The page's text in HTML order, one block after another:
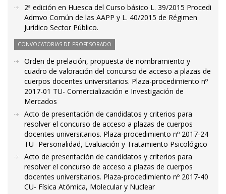
2ª edición en Huesca del Curso básico L. 39/2015 Procedi
Admvo Común de las AAPP y L. 40/2015 de Régimen
Jurídico Sector Público.
CONVOCATORIAS DE PROFESORADO
Orden de prelación, propuesta de nombramiento y
cuadro de valoración del concurso de acceso a plazas de
cuerpos docentes universitarios. Plaza-procedimiento nº
2017-01 TU- Comercialización e Investigación de
Mercados
Acto de presentación de candidatos y criterios para
resolver el concurso de acceso a plazas de cuerpos
docentes universitarios. Plaza-procedimiento nº 2017-24
TU- Personalidad, Evaluación y Tratamiento Psicológico
Acto de presentación de candidatos y criterios para
resolver el concurso de acceso a plazas de cuerpos
docentes universitarios. Plaza-procedimiento nº 2017-40
CU- Física Atómica, Molecular y Nuclear